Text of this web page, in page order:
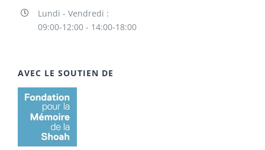
Lundi - Vendredi :
09:00-12:00 - 14:00-18:00
AVEC LE SOUTIEN DE